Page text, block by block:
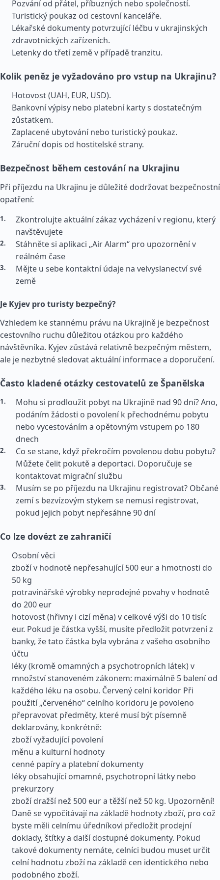
Pozvání od přátel, příbuzných nebo společností.
Turistický poukaz od cestovní kanceláře.
Lékařské dokumenty potvrzující léčbu v ukrajinských
zdravotnických zařízeních.
Letenky do třetí země v případě tranzitu.
Kolik peněz je vyžadováno pro vstup na Ukrajinu?
Hotovost (UAH, EUR, USD).
Bankovní výpisy nebo platební karty s dostatečným
zůstatkem.
Zaplacené ubytování nebo turistický poukaz.
Záruční dopis od hostitelské strany.
Bezpečnost během cestování na Ukrajinu
Při příjezdu na Ukrajinu je důležité dodržovat bezpečnostní
opatření:
Zkontrolujte aktuální zákaz vycházení v regionu, který
navštěvujete
Stáhněte si aplikaci „Air Alarm“ pro upozornění v
reálném čase
Mějte u sebe kontaktní údaje na velvyslanectví své
země
Je Kyjev pro turisty bezpečný?
Vzhledem ke stannému právu na Ukrajině je bezpečnost
cestovního ruchu důležitou otázkou pro každého
návštěvníka. Kyjev zůstává relativně bezpečným městem,
ale je nezbytné sledovat aktuální informace a doporučení.
Často kladené otázky cestovatelů ze Španělska
Mohu si prodloužit pobyt na Ukrajině nad 90 dní? Ano,
podáním žádosti o povolení k přechodnému pobytu
nebo vycestováním a opětovným vstupem po 180
dnech
Co se stane, když překročím povolenou dobu pobytu?
Můžete čelit pokutě a deportaci. Doporučuje se
kontaktovat migrační službu
Musím se po příjezdu na Ukrajinu registrovat? Občané
zemí s bezvízovým stykem se nemusí registrovat,
pokud jejich pobyt nepřesáhne 90 dní
Co lze dovézt ze zahraničí
Osobní věci
zboží v hodnotě nepřesahující 500 eur a hmotnosti do
50 kg
potravinářské výrobky neprodejné povahy v hodnotě
do 200 eur
hotovost (hřivny i cizí měna) v celkové výši do 10 tisíc
eur. Pokud je částka vyšší, musíte předložit potvrzení z
banky, že tato částka byla vybrána z vašeho osobního
účtu
léky (kromě omamných a psychotropních látek) v
množství stanoveném zákonem: maximálně 5 balení od
každého léku na osobu. Červený celní koridor Při
použití „červeného“ celního koridoru je povoleno
přepravovat předměty, které musí být písemně
deklarovány, konkrétně:
zboží vyžadující povolení
měnu a kulturní hodnoty
cenné papíry a platební dokumenty
léky obsahující omamné, psychotropní látky nebo
prekurzory
zboží dražší než 500 eur a těžší než 50 kg. Upozornění!
Daně se vypočítávají na základě hodnoty zboží, pro což
byste měli celnímu úředníkovi předložit prodejní
doklady, štítky a další dostupné dokumenty. Pokud
takové dokumenty nemáte, celníci budou muset určit
celní hodnotu zboží na základě cen identického nebo
podobného zboží.